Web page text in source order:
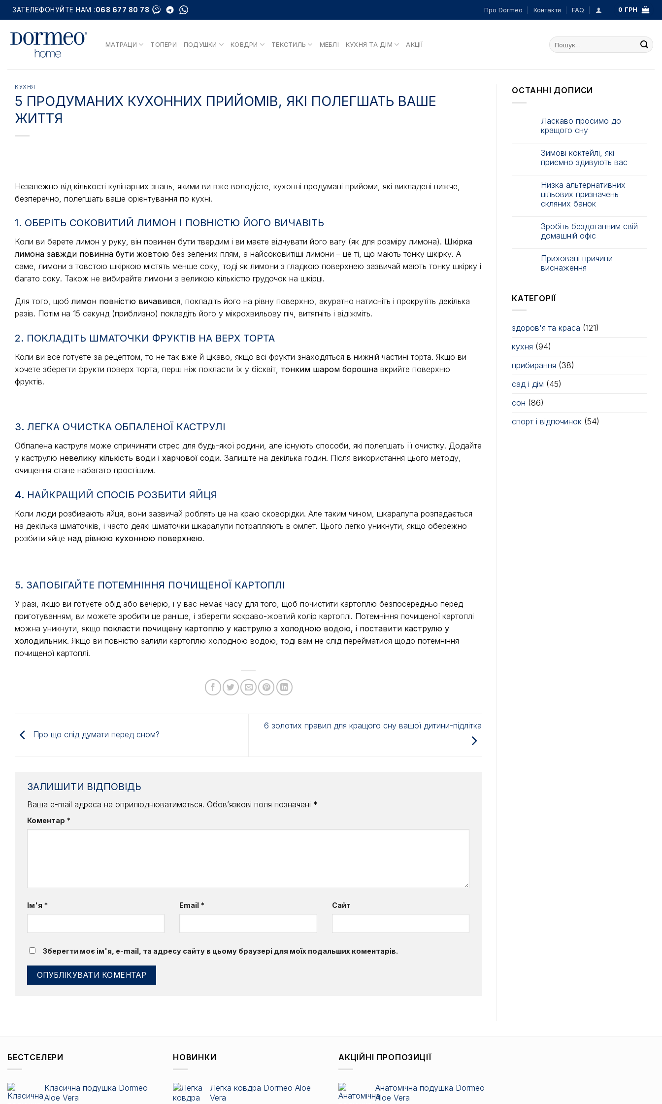
Skip
to
content
ЗАТЕЛЕФОНУЙТЕ НАМ :068 677 80 78 Про Dormeo Контакти FAQ 0 ГРН
МАТРАЦИ ТОПЕРИ ПОДУШКИ КОВДРИ ТЕКСТИЛЬ МЕБЛІ КУХНЯ ТА ДІМ АКЦІЇ
Шукати:
КУХНЯ
5 ПРОДУМАНИХ КУХОННИХ ПРИЙОМІВ, ЯКІ ПОЛЕГШАТЬ ВАШЕ
ЖИТТЯ
Незалежно від кількості кулінарних знань, якими ви вже володієте, кухонні продумані прийоми, які викладені нижче,
безперечно, полегшать ваше орієнтування по кухні.
1. ОБЕРІТЬ СОКОВИТИЙ ЛИМОН І ПОВНІСТЮ ЙОГО ВИЧАВІТЬ
Коли ви берете лимон у руку, він повинен бути твердим і ви маєте відчувати його вагу (як для розміру лимона). Шкірка
лимона завжди повинна бути жовтою без зелених плям, а найсоковитіші лимони – це ті, що мають тонку шкірку. А
саме, лимони з товстою шкіркою містять менше соку, тоді як лимони з гладкою поверхнею зазвичай мають тонку шкірку і
багато соку. Також не вибирайте лимони з великою кількістю грудочок на шкірці.
Для того, щоблимон повністю вичавився, покладіть його на рівну поверхню, акуратно натисніть і прокрутіть декілька
разів. Потім на 15 секунд (приблизно) покладіть його у мікрохвильову піч, витягніть і відіжміть.
2. ПОКЛАДІТЬ ШМАТОЧКИ ФРУКТІВ НА ВЕРХ ТОРТА
Коли ви все готуєте за рецептом, то не так вже й цікаво, якщо всі фрукти знаходяться в нижній частині торта. Якщо ви
хочете зберегти фрукти поверх торта, перш ніж покласти їх у бісквіт, тонким шаром борошна вкрийте поверхню
фруктів.
3. ЛЕГКА ОЧИСТКА ОБПАЛЕНОЇ КАСТРУЛІ
Обпалена каструля може спричиняти стрес для будь-якої родини, але існують способи, які полегшать її очистку. Додайте
у каструлю невелику кількість води і харчової соди. Залиште на декілька годин. Після використання цього методу,
очищення стане набагато простішим.
4. НАЙКРАЩИЙ СПОСІБ РОЗБИТИ ЯЙЦЯ
Коли люди розбивають яйця, вони зазвичай роблять це на краю сковорідки. Але таким чином, шкаралупа розпадається
на декілька шматочків, і часто деякі шматочки шкаралупи потрапляють в омлет. Цього легко уникнути, якщо обережно
розбити яйце над рівною кухонною поверхнею.
5. ЗАПОБІГАЙТЕ ПОТЕМНІННЯ ПОЧИЩЕНОЇ КАРТОПЛІ
У разі, якщо ви готуєте обід або вечерю, і у вас немає часу для того, щоб почистити картоплю безпосередньо перед
приготуванням, ви можете зробити це раніше, і зберегти яскраво-жовтий колір картоплі. Потемніння почищеної картоплі
можна уникнути, якщо покласти почищену картоплю у каструлю з холодною водою, і поставити каструлю у
холодильник. Якщо ви повністю залили картоплю холодною водою, тоді вам не слід перейматися щодо потемніння
почищеної картоплі.
Про що слід думати перед сном?
6 золотих правил для кращого сну вашої дитини-підлітка
ЗАЛИШИТИ ВІДПОВІДЬ
Ваша e-mail адреса не оприлюднюватиметься. Обов’язкові поля позначені *
Коментар *
Ім'я * Email * Сайт
Зберегти моє ім'я, e-mail, та адресу сайту в цьому браузері для моїх подальших коментарів.
ОСТАННІ ДОПИСИ
Ласкаво просимо до
кращого сну
Зимові коктейлі, які
приємно здивують вас
Низка альтернативних
цільових призначень
скляних банок
Зробіть бездоганним свій
домашній офіс
Приховані причини
виснаження
КАТЕГОРІЇ
здоров'я та краса (121)
кухня (94)
прибирання (38)
сад і дім (45)
сон (86)
спорт і відпочинок (54)
БЕСТСЕЛЕРИ
Класична подушка Dormeo
Aloe Vera
НОВИНКИ
Легка ковдра Dormeo Aloe
Vera
АКЦІЙНІ ПРОПОЗИЦІЇ
Анатомічна подушка Dormeo
Aloe Vera